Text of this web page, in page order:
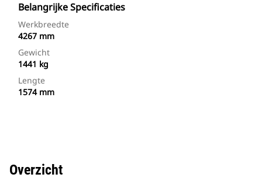
Belangrijke Specificaties
Werkbreedte
4267 mm
Gewicht
1441 kg
Lengte
1574 mm
Overzicht